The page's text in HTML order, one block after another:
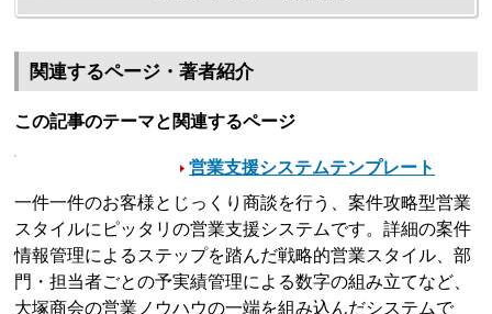
関連するページ・著者紹介
この記事のテーマと関連するページ
営業支援システムテンプレート
一件一件のお客様とじっくり商談を行う、案件攻略型営業
スタイルにピッタリの営業支援システムです。詳細の案件
情報管理によるステップを踏んだ戦略的営業スタイル、部
門・担当者ごとの予実績管理による数字の組み立てなど、
大塚商会の営業ノウハウの一端を組み込んだシステムで